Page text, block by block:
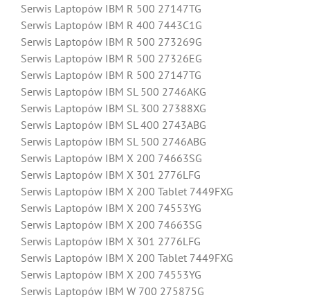
Serwis Laptopów IBM R 500 27147TG
Serwis Laptopów IBM R 400 7443C1G
Serwis Laptopów IBM R 500 273269G
Serwis Laptopów IBM R 500 27326EG
Serwis Laptopów IBM R 500 27147TG
Serwis Laptopów IBM SL 500 2746AKG
Serwis Laptopów IBM SL 300 27388XG
Serwis Laptopów IBM SL 400 2743ABG
Serwis Laptopów IBM SL 500 2746ABG
Serwis Laptopów IBM X 200 74663SG
Serwis Laptopów IBM X 301 2776LFG
Serwis Laptopów IBM X 200 Tablet 7449FXG
Serwis Laptopów IBM X 200 74553YG
Serwis Laptopów IBM X 200 74663SG
Serwis Laptopów IBM X 301 2776LFG
Serwis Laptopów IBM X 200 Tablet 7449FXG
Serwis Laptopów IBM X 200 74553YG
Serwis Laptopów IBM W 700 275875G